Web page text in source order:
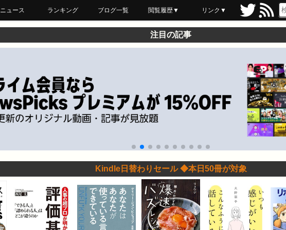
ニュース ランキング ブログ一覧 閲覧履歴▼
最近読んだ
あとで読む
ブックマーク
リンク▼
注目の記事
Kindle日替わりセール ◆本日50冊が対象